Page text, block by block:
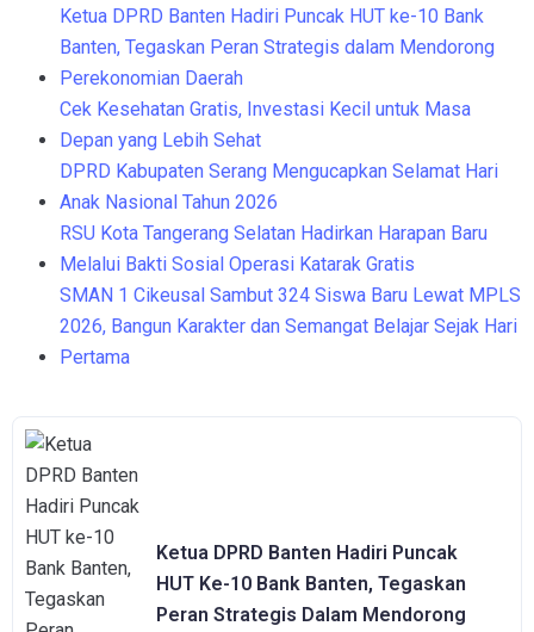
Ketua DPRD Banten Hadiri Puncak HUT ke-10 Bank
Banten, Tegaskan Peran Strategis dalam Mendorong
Perekonomian Daerah
Cek Kesehatan Gratis, Investasi Kecil untuk Masa
Depan yang Lebih Sehat
DPRD Kabupaten Serang Mengucapkan Selamat Hari
Anak Nasional Tahun 2026
RSU Kota Tangerang Selatan Hadirkan Harapan Baru
Melalui Bakti Sosial Operasi Katarak Gratis
SMAN 1 Cikeusal Sambut 324 Siswa Baru Lewat MPLS
2026, Bangun Karakter dan Semangat Belajar Sejak Hari
Pertama
Ketua DPRD Banten Hadiri Puncak
HUT Ke-10 Bank Banten, Tegaskan
Peran Strategis Dalam Mendorong